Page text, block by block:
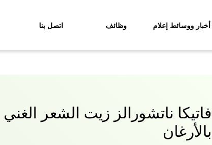
أخبار ووسائط إعلام وظائف اتصل بنا
فاتيكا ناتشورالز زيت الشعر الغني
بالأرغان